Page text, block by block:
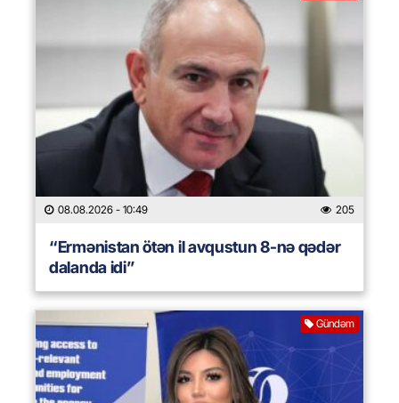
08.08.2026 - 10:49 205
“Ermənistan ötən il avqustun 8-nə qədər
dalanda idi”
Gündəm